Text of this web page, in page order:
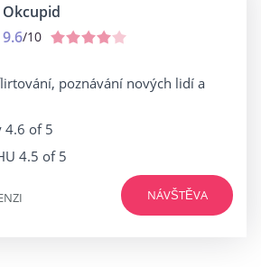
Okcupid
9.6/10
poznávání nových lidí a
4.6 of 5
4.5 of 5
NÁVŠTĚVA